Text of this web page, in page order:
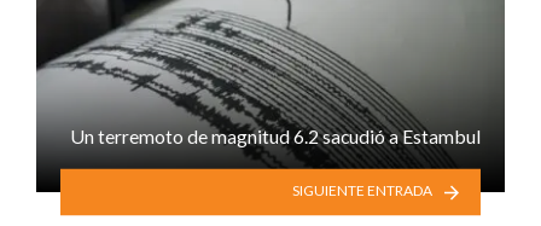
Un terremoto de magnitud 6.2 sacudió a Estambul
SIGUIENTE ENTRADA